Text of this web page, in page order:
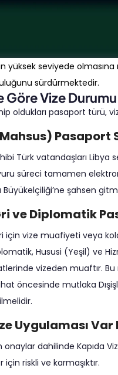
yüksek seviyede
sürdürmektedir.
Göre Vize Durumu
oldukları pasaport türü,
Pasaport
Türk vatandaşları Libya
süreci tamamen
şahsen
ve Diplomatik
vize muafiyeti veya
Hususi (Yeşil) ve
vizeden muaftır.
öncesinde mutlaka
Uygulaması Var
onaylar dahilinde Kapıda
riskli ve karmaşıktır.